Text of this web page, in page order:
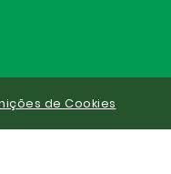
de Cookies